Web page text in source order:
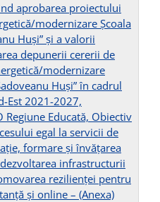
aprobarea proiectului
modernizare Școala
Huși” și a valorii
depunerii cererii de
modernizare
Huși” în cadrul
Est 2021-2027,
Regiune Educată, Obiectiv
egal la servicii de
formare și învățarea
infrastructurii
rezilienței pentru
și online – (Anexa)